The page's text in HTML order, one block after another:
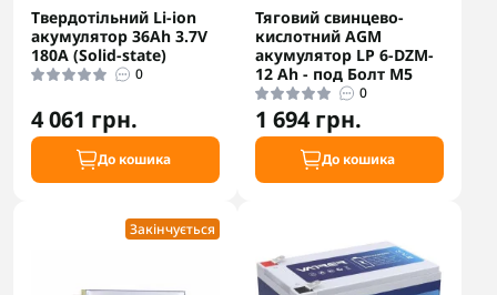
Твердотільний Li-ion
акумулятор 36Ah 3.7V
180A (Solid-state)
0
4 061 грн.
До кошика
Тяговий свинцево-
кислотний AGM
акумулятор LP 6-DZM-
12 Ah - под Болт М5
0
1 694 грн.
До кошика
Закінчується